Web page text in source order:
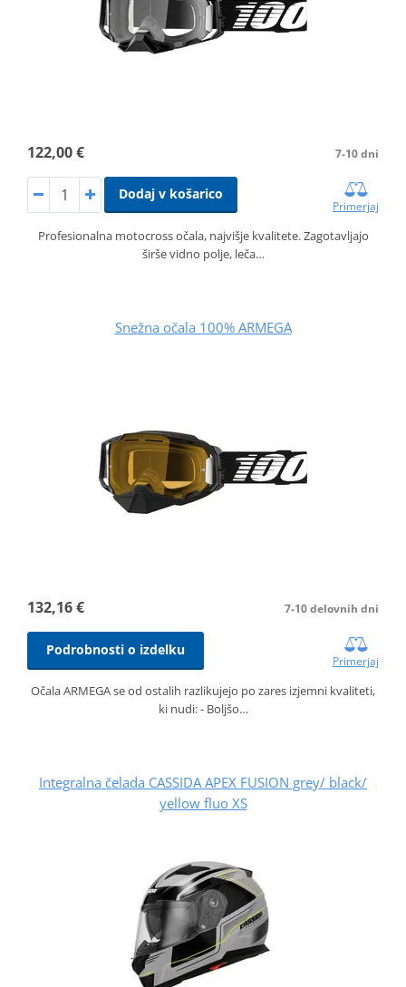
122,00 € 7-10 dni
Dodaj v košarico
Primerjaj
Profesionalna motocross očala, najvišje kvalitete. Zagotavljajo
širše vidno polje, leča…
Snežna očala 100% ARMEGA
132,16 € 7-10 delovnih dni
Podrobnosti o izdelku
Primerjaj
Očala ARMEGA se od ostalih razlikujejo po zares izjemni kvaliteti,
ki nudi: - Boljšo…
Integralna čelada CASSIDA APEX FUSION grey/ black/
yellow fluo XS